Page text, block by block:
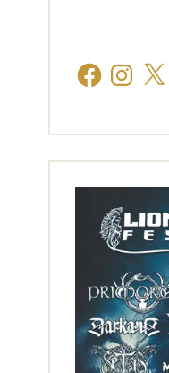
FacebookInstagram
X